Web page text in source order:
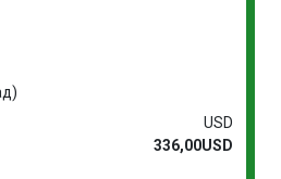
USD
336,00USD